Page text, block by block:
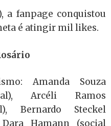
a fanpage conquistou
é atingir mil likes.
Amanda Souza
Arcéli Ramos
Bernardo Steckel
Hamann (social